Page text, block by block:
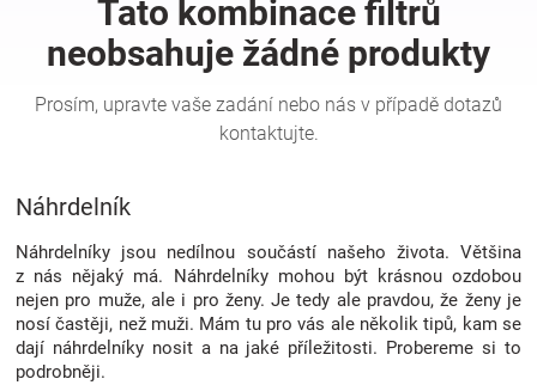
Hračky
pro
děti
Těhotenské
Náhrdelník
Náhrdelníky jsou nedílnou součástí našeho života. Většina
z nás nějaký má. Náhrdelníky mohou být krásnou ozdobou
nejen pro muže, ale i pro ženy. Je tedy ale pravdou, že ženy je
nosí častěji, než muži. Mám tu pro vás ale několik tipů, kam se
dají náhrdelníky nosit a na jaké příležitosti. Probereme si to
podrobněji.